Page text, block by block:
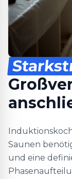
Saunen
und eine